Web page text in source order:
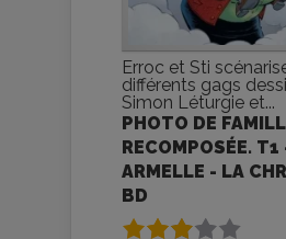
Erroc et Sti
différents gags
Simon Léturgie et...
PHOTO DE
RECOMPOSÉE.
ARMELLE - LA
BD